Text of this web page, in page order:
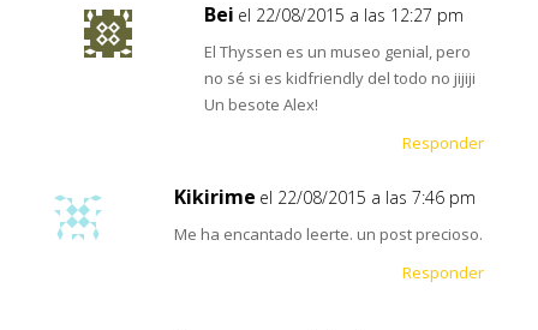
Bei el 22/08/2015 a las 12:27 pm
El Thyssen es un museo genial, pero
no sé si es kidfriendly del todo no jijiji
Un besote Alex!
Responder
Kikirime el 22/08/2015 a las 7:46 pm
Me ha encantado leerte. un post precioso.
Responder